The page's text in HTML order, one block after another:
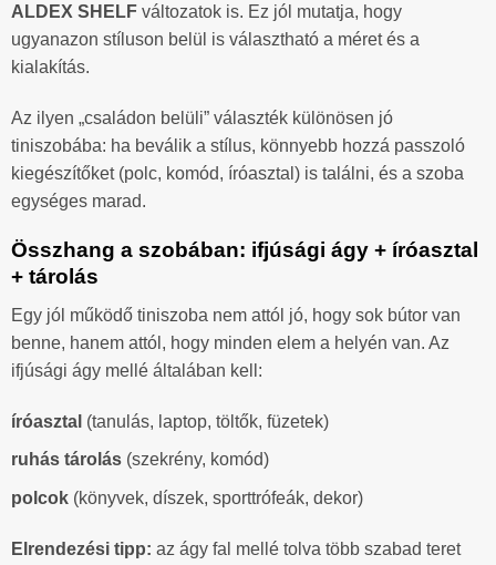
ALDEX SHELF változatok is. Ez jól mutatja, hogy
ugyanazon stíluson belül is választható a méret és a
kialakítás.
Az ilyen „családon belüli” választék különösen jó
tiniszobába: ha beválik a stílus, könnyebb hozzá passzoló
kiegészítőket (polc, komód, íróasztal) is találni, és a szoba
egységes marad.
Összhang a szobában: ifjúsági ágy + íróasztal
+ tárolás
Egy jól működő tiniszoba nem attól jó, hogy sok bútor van
benne, hanem attól, hogy minden elem a helyén van. Az
ifjúsági ágy mellé általában kell:
íróasztal (tanulás, laptop, töltők, füzetek)
ruhás tárolás (szekrény, komód)
polcok (könyvek, díszek, sporttrófeák, dekor)
Elrendezési tipp: az ágy fal mellé tolva több szabad teret